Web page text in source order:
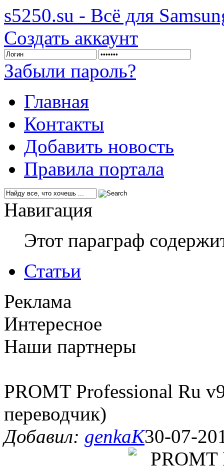
s5250.su - Всё для
Создать аккаунт
Забыли пароль?
Главная
Контакты
Добавить новость
Правила портала
Навигация
Этот параграф
Статьи
Реклама
Интересное
Наши партнеры
PROMT Professional Ru
переводчик)
Добавил: genkaK30-07-